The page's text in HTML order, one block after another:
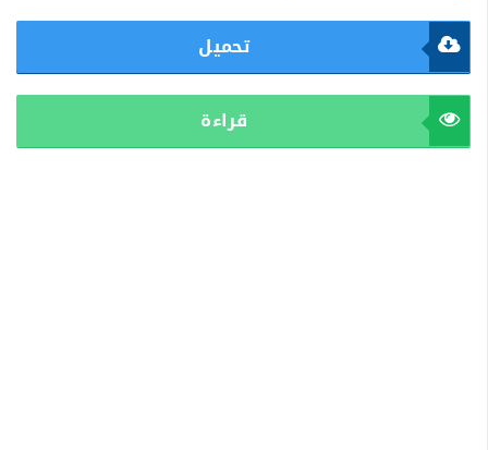
تحميل
قراءة